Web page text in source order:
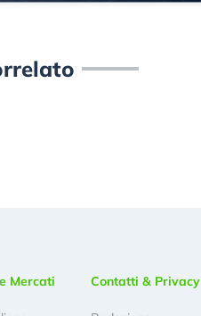
Mercati Contatti & Privacy